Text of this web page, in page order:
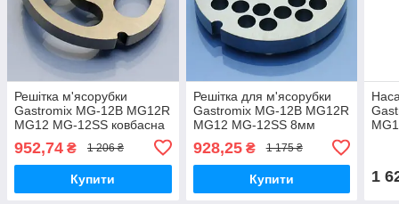
Решітка м'ясорубки
Gastromix MG-12B MG12R
MG12 MG-12SS ковбасна
952,74 ₴ 1 206 ₴
Купити
Решітка для м'ясорубки
Gastromix MG-12B MG12R
MG12 MG-12SS 8мм
928,25₴ 1 175 ₴
Купити 1